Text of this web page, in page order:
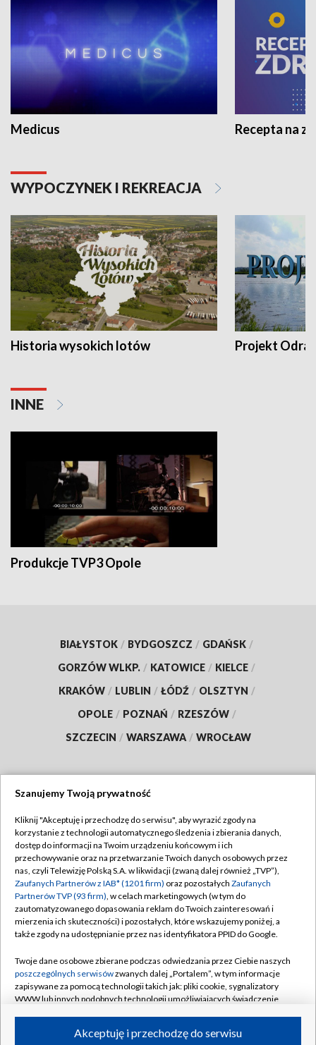
Medicus Recepta na
WYPOCZYNEK I REKREACJA
Historia wysokich lotów Projekt Odra
INNE
Produkcje TVP3 Opole
BIAŁYSTOK / BYDGOSZCZ / GDAŃSK /
GORZÓW WLKP. / KATOWICE / KIELCE /
KRAKÓW / LUBLIN / ŁÓDŹ / OLSZTYN /
OPOLE / POZNAŃ / RZESZÓW /
SZCZECIN / WARSZAWA / WROCŁAW
TVP
Abonament TVP
Emisja w TVP
Centrum informacji TVP
Naziemna Telewizja Cyfrowa
Rada Programowa
System NOS
Informacje o nadawcy
Program dla prasy
Regulamin TVP
Polityka prywatności
Moje zgody
Pomoc
Kontakt
Kanały
Szanujemy Twoją prywatność
Kliknij "Akceptuję i przechodzę do serwisu", aby wyrazić zgody na
korzystanie z technologii automatycznego śledzenia i zbierania danych,
dostęp do informacji na Twoim urządzeniu końcowym i ich
przechowywanie oraz na przetwarzanie Twoich danych osobowych przez
nas, czyli Telewizję Polską S.A. w likwidacji (zwaną dalej również „TVP”),
Zaufanych Partnerów z IAB* (1201 firm) oraz pozostałych Zaufanych
Partnerów TVP (93 firm), w celach marketingowych (w tym do
zautomatyzowanego dopasowania reklam do Twoich zainteresowań i
mierzenia ich skuteczności) i pozostałych, które wskazujemy poniżej, a
także zgody na udostępnianie przez nas identyfikatora PPID do Google.
Twoje dane osobowe zbierane podczas odwiedzania przez Ciebie naszych
poszczególnych serwisówzwanych dalej „Portalem”, w tym informacje
zapisywane za pomocą technologii takich jak: pliki cookie, sygnalizatory
WWW lub innych podobnych technologii umożliwiających świadczenie
ruchu w Internecie.Akceptuję i przechodzę do serwisu